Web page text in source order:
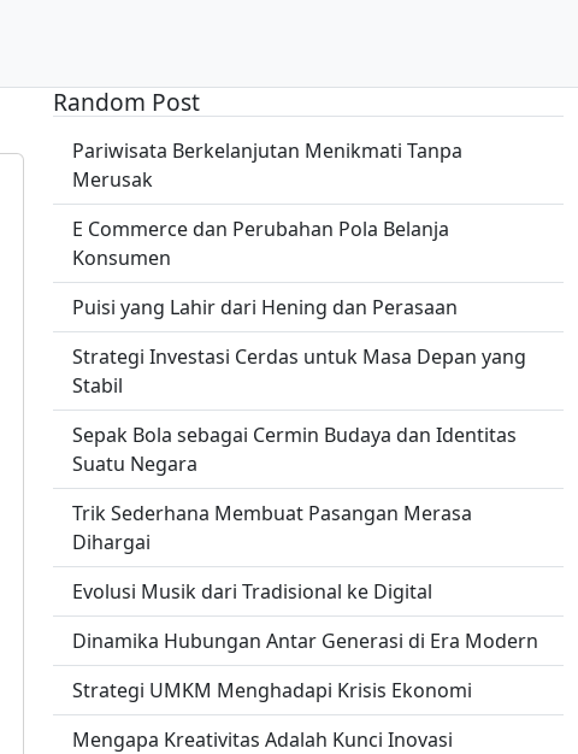
Random Post
Pariwisata Berkelanjutan Menikmati Tanpa
Merusak
E Commerce dan Perubahan Pola Belanja
Konsumen
Puisi yang Lahir dari Hening dan Perasaan
Strategi Investasi Cerdas untuk Masa Depan yang
Stabil
Sepak Bola sebagai Cermin Budaya dan Identitas
Suatu Negara
Trik Sederhana Membuat Pasangan Merasa
Dihargai
Evolusi Musik dari Tradisional ke Digital
Dinamika Hubungan Antar Generasi di Era Modern
Strategi UMKM Menghadapi Krisis Ekonomi
Mengapa Kreativitas Adalah Kunci Inovasi